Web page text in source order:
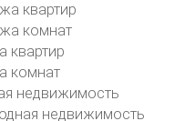
квартир
комнат
квартир
комнат
недвижимость
недвижимость